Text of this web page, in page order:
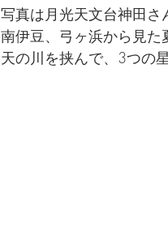
写真は月光天文台神田さ
南伊豆、弓ヶ浜から見た
天の川を挟んで、3つの